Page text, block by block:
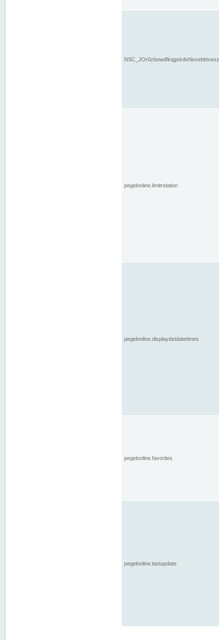
pegelonline.limitrelation
pegelonline.displaydstdatetimes
pegelonline.favorites
pegelonline.lastupdate